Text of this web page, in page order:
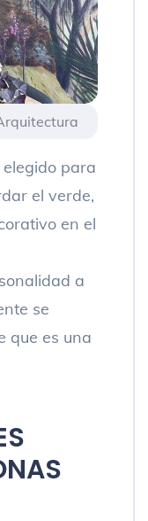
para
el verde,
en el
a
se
que es una